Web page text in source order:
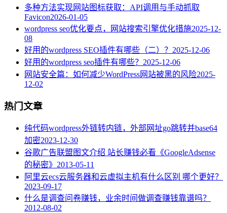
多种方法实现网站图标获取：API调用与手动抓取
Favicon2026-01-05
wordpress seo优化要点，网站搜索引擎优化措施2025-12-
08
好用的wordpress SEO插件有哪些（二）？ 2025-12-06
好用的wordpress seo插件有哪些？ 2025-12-06
网站安全篇：如何减少WordPress网站被黑的风险2025-
12-02
热门文章
纯代码wordpress外链转内链，外部网址go跳转并base64
加密2023-12-30
谷歌广告联盟图文介绍 站长赚钱必看《GoogleAdsense
的秘密》 2013-05-11
阿里云ecs云服务器和云虚拟主机有什么区别 哪个更好？
2023-09-17
什么是调查问卷赚钱，业余时间做调查赚钱靠谱吗？
2012-08-02